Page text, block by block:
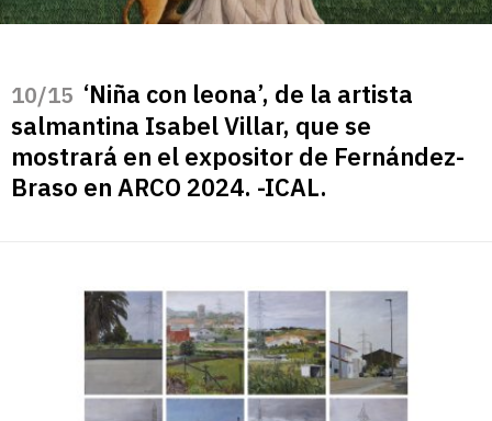
/15 ‘Niña con leona’, de la artista
salmantina Isabel Villar, que se
mostrará en el expositor de Fernández-
Braso en ARCO 2024. -ICAL.